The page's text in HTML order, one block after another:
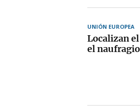
UNIÓN EUROPEA
Localizan
el